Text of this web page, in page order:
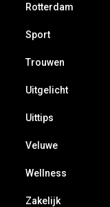
Rotterdam
Sport
Trouwen
Uitgelicht
Uittips
Veluwe
Wellness
Zakelijk